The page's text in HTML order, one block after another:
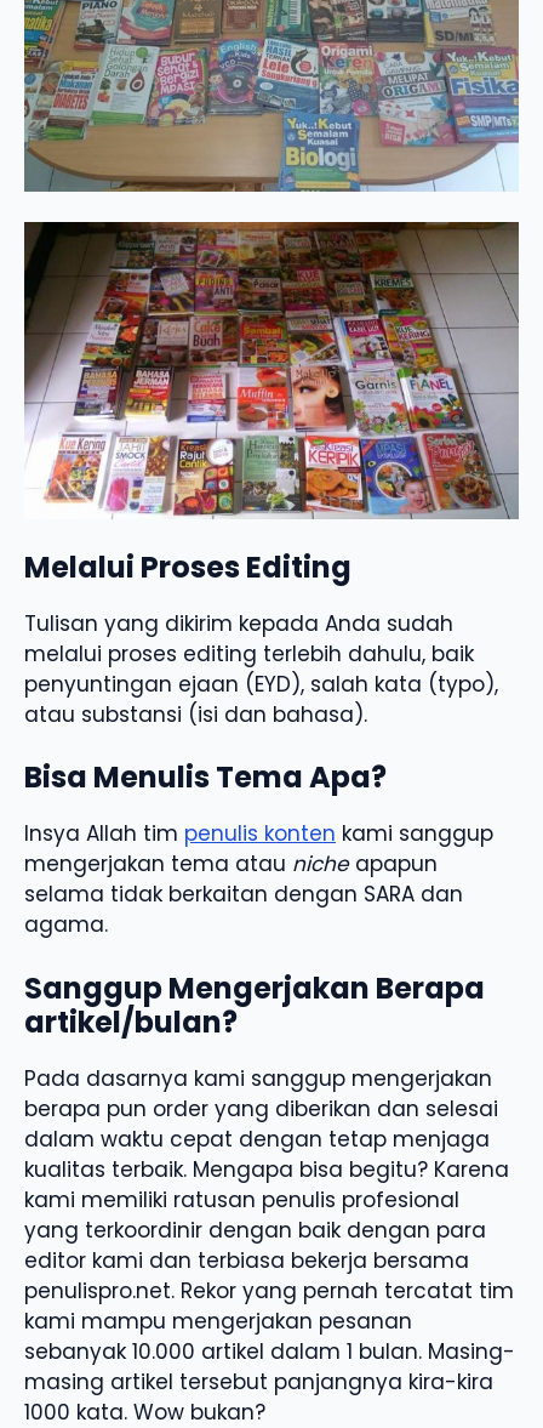
Melalui Proses Editing
Tulisan yang dikirim kepada Anda sudah
melalui proses editing terlebih dahulu, baik
penyuntingan ejaan (EYD), salah kata (typo),
atau substansi (isi dan bahasa).
Bisa Menulis Tema Apa?
Insya Allah tim penulis konten kami sanggup
mengerjakan tema atau nicheapapun
selama tidak berkaitan dengan SARA dan
agama.
Sanggup Mengerjakan Berapa
artikel/bulan?
Pada dasarnya kami sanggup mengerjakan
berapa pun order yang diberikan dan selesai
dalam waktu cepat dengan tetap menjaga
kualitas terbaik. Mengapa bisa begitu? Karena
kami memiliki ratusan penulis profesional
yang terkoordinir dengan baik dengan para
editor kami dan terbiasa bekerja bersama
penulispro.net. Rekor yang pernah tercatat tim
kami mampu mengerjakan pesanan
sebanyak 10.000 artikel dalam 1 bulan. Masing-
masing artikel tersebut panjangnya kira-kira
1000 kata. Wow bukan?